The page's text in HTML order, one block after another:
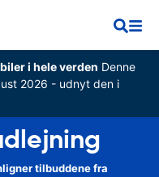
i hele verden Denne
2026 - udnyt den i
tilbuddene fra